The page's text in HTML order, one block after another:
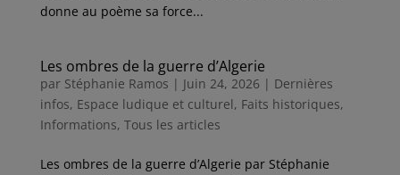
donne au poème sa force...
Les ombres de la guerre d’Algerie
par Stéphanie Ramos | Juin 24, 2026 | Dernières
infos, Espace ludique et culturel, Faits historiques,
Informations, Tous les articles
Les ombres de la guerre d’Algerie par Stéphanie